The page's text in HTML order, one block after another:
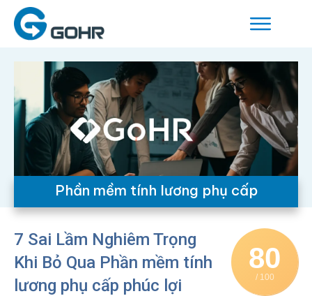
Phần mềm tính lương phụ cấp
80
/ 100
7 Sai Lầm Nghiêm Trọng
Khi Bỏ Qua Phần mềm tính
lương phụ cấp phúc lợi